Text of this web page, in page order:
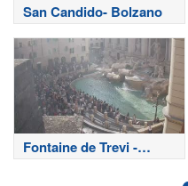
San Candido- Bolzano
Fontaine de Trevi -
Rome